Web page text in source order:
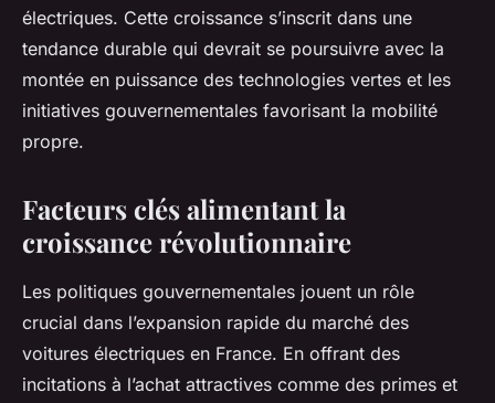
électriques. Cette croissance s’inscrit dans une
tendance durable qui devrait se poursuivre avec la
montée en puissance des technologies vertes et les
initiatives gouvernementales favorisant la mobilité
propre.
Facteurs clés alimentant la
croissance révolutionnaire
Les politiques gouvernementales jouent un rôle
crucial dans l’expansion rapide du marché des
voitures électriques en France. En offrant des
incitations à l’achat attractives comme des primes et